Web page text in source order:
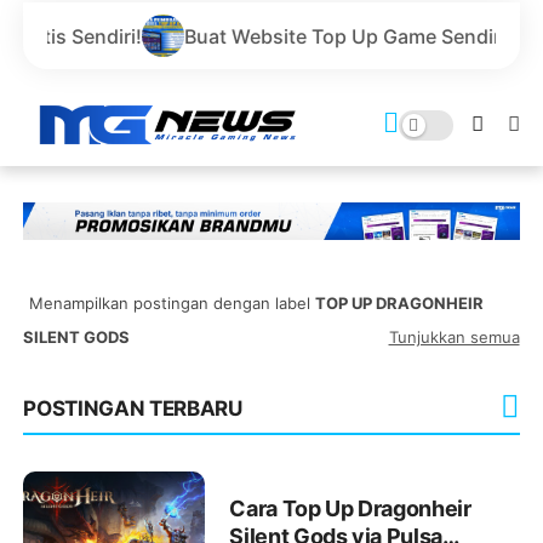
Buat Website Top Up Game Sendiri Gratis
Menampilkan postingan dengan labelTOP UP DRAGONHEIR
SILENT GODS
Tunjukkan semua
POSTINGAN TERBARU
Cara Top Up Dragonheir
Silent Gods via Pulsa